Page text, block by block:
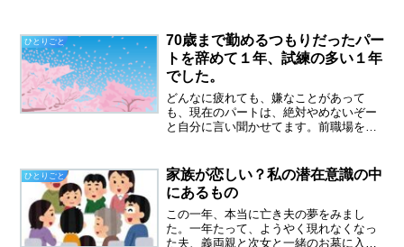
ました。岡江久美子さんは元気なイメー
ジしかなかったので、まず...
ひとりごと
70歳まで勤めるつもりだったパー
トを辞めて１年、試練の多い１年
でした。
どんなに疲れても、嫌なことがあって
も、現在のパートは、絶対やめないぞー
と自分に言い聞かせてます。前職場を辞
ったのは、人間関係のもつれが原因。私
としては、優しく？指導して...
ひとりごと
家族が恋しい？私の潜在意識の中
にあるもの
この一年、本当に亡き夫の夢をみまし
た。一年たって、ようやく現れなくなっ
た夫、義両親と次女と一緒のお墓に入